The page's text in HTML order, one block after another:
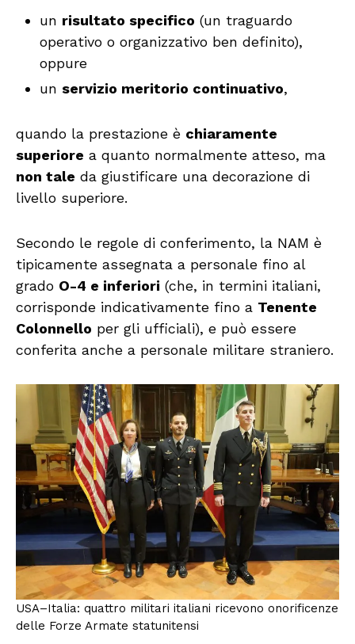
un risultato specifico (un traguardo
operativo o organizzativo ben definito),
oppure
un servizio meritorio continuativo,
quando la prestazione è chiaramente
superiore a quanto normalmente atteso, ma
non tale da giustificare una decorazione di
livello superiore.
Secondo le regole di conferimento, la NAM è
tipicamente assegnata a personale fino al
grado O-4 e inferiori (che, in termini italiani,
corrisponde indicativamente fino a Tenente
Colonnello per gli ufficiali), e può essere
conferita anche a personale militare straniero.
USA–Italia: quattro militari italiani ricevono onorificenze
delle Forze Armate statunitensi